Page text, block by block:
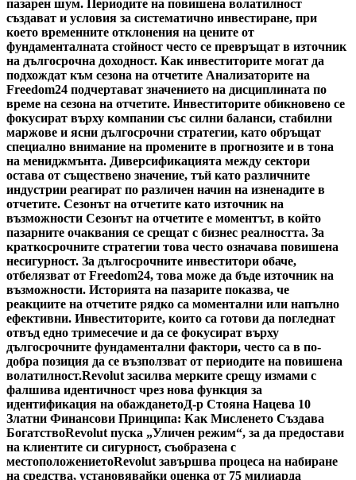
пазарен шум. Периодите на повишена волатилност
създават и условия за систематично инвестиране, при
което временните отклонения на цените от
фундаменталната стойност често се превръщат в източник
на дългосрочна доходност. Как инвеститорите могат да
подхождат към сезона на отчетите Анализаторите на
Freedom24 подчертават значението на дисциплината по
време на сезона на отчетите. Инвеститорите обикновено се
фокусират върху компании със силни баланси, стабилни
маржове и ясни дългосрочни стратегии, като обръщат
специално внимание на промените в прогнозите и в тона
на мениджмънта. Диверсификацията между сектори
остава от съществено значение, тъй като различните
индустрии реагират по различен начин на изненадите в
отчетите. Сезонът на отчетите като източник на
възможности Сезонът на отчетите е моментът, в който
пазарните очаквания се срещат с бизнес реалността. За
краткосрочните стратегии това често означава повишена
несигурност. За дългосрочните инвеститори обаче,
отбелязват от Freedom24, това може да бъде източник на
възможности. Историята на пазарите показва, че
реакциите на отчетите рядко са моментални или напълно
ефективни. Инвеститорите, които са готови да погледнат
отвъд едно тримесечие и да се фокусират върху
дългосрочните фундаментални фактори, често са в по-
добра позиция да се възползват от периодите на повишена
волатилност.Revolut засилва мерките срещу измами с
фалшива идентичност чрез нова функция за
идентификация на обажданетоД-р Стояна Нацева 10
Златни Финансови Принципа: Как Мисленето Създава
БогатствоRevolut пуска „Уличен режим“, за да предостави
на клиентите си сигурност, съобразена с
местоположениетоRevolut завършва процеса на набиране
на средства, установявайки оценка от 75 милиарда